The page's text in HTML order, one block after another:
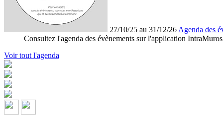
27/10/25 au 31/12/26 Agenda des
Consultez l'agenda des évènements sur l'application IntraMuros
Voir tout l'agenda